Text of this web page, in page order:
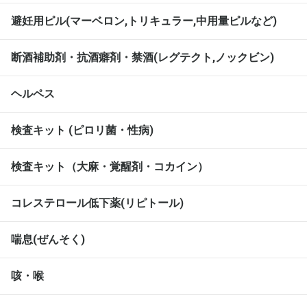
避妊用ピル(マーベロン,トリキュラー,中用量ピルなど)
断酒補助剤・抗酒癖剤・禁酒(レグテクト,ノックビン)
ヘルペス
検査キット (ピロリ菌・性病)
検査キット（大麻・覚醒剤・コカイン）
コレステロール低下薬(リピトール)
喘息(ぜんそく)
咳・喉